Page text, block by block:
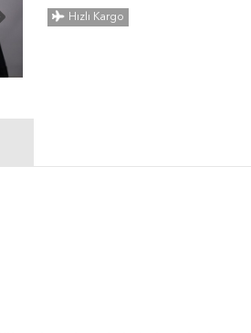
Hızlı Kargo